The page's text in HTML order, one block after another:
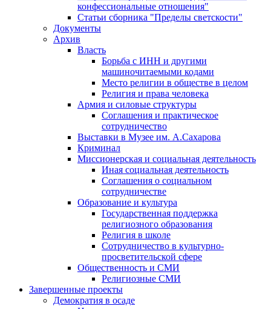
конфессиональные отношения"
Статьи сборника "Пределы светскости"
Документы
Архив
Власть
Борьба с ИНН и другими
машиночитаемыми кодами
Место религии в обществе в целом
Религия и права человека
Армия и силовые структуры
Соглашения и практическое
сотрудничество
Выставки в Музее им. А.Сахарова
Криминал
Миссионерская и социальная деятельность
Иная социальная деятельность
Соглашения о социальном
сотрудничестве
Образование и культура
Государственная поддержка
религиозного образования
Религия в школе
Сотрудничество в культурно-
просветительской сфере
Общественность и СМИ
Религиозные СМИ
Завершенные проекты
Демократия в осаде